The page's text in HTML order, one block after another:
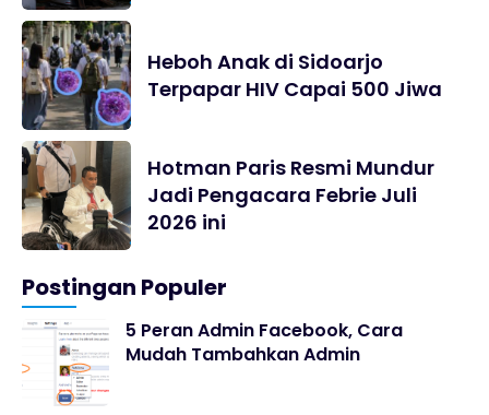
Heboh Anak di Sidoarjo
Terpapar HIV Capai 500 Jiwa
Hotman Paris Resmi Mundur
Jadi Pengacara Febrie Juli
2026 ini
Postingan Populer
5 Peran Admin Facebook, Cara
Mudah Tambahkan Admin